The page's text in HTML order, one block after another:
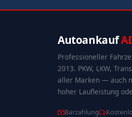
Autoankauf
Professioneller
2013. PKW, LKW,
aller Marken — auch
hoher Laufleistung
Barzahlung